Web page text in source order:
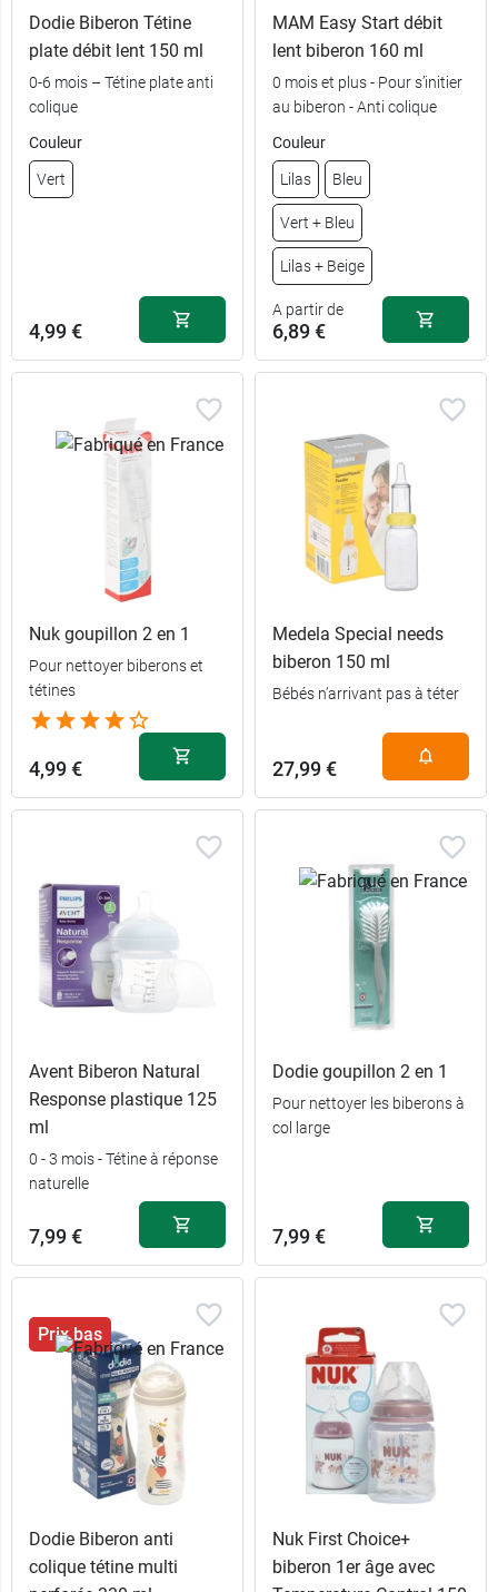
Débit 1 5,49 €
Débit 2 5,49 €
Débit 3
Dodie Biberon Tétine
plate débit lent 150 ml
0-6 mois – Tétine plate anti
colique
Couleur
Vert
4,99 €
MAM Easy Start débit
lent biberon 160 ml
0 mois et plus - Pour s’initier
au biberon - Anti colique
Couleur
Lilas Bleu
Vert + Bleu
Lilas + Beige
A partir de
6,89 €
Lilas 6,89 €
12,99 €
Lilas + Beige 12,99 €
Nuk goupillon 2 en 1
Pour nettoyer biberons et
tétines
4,99 €
Medela Special needs
biberon 150 ml
Bébés n’arrivant pas à téter
27,99 €
Avent Biberon Natural
Response plastique 125
ml
0 - 3 mois - Tétine à réponse
naturelle
7,99 €
Dodie goupillon 2 en 1
Pour nettoyer les biberons à
col large
7,99 €
Prix bas
Dodie Biberon anti
colique tétine multi
Nuk First Choice+
biberon 1er âge avec